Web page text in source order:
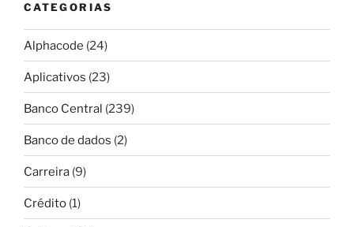
CATEGORIAS
Alphacode (24)
Aplicativos (23)
Banco Central (239)
Banco de dados (2)
Carreira (9)
Crédito (1)